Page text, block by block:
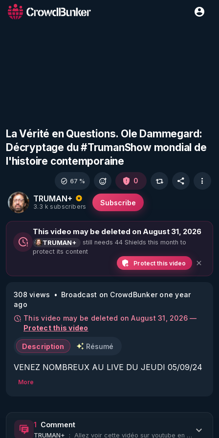
La Vérité en Questions. Ole Dammegard:
Décryptage du #TrumanShow mondial de
l'histoire contemporaine
TRUMAN+
3.3 k subscribers
Subscribe
67 % 0
This video may be deleted on August 31, 2026
TRUMAN+
still needs 44 Shields this month to
protect its content
Protect this video
308 views
Broadcast on CrowdBunker one year
ago
This video may be deleted on August 31, 2026 —
Protect this video
Description Résumé
VENEZ NOMBREUX AU LIVE DU JEUDI 05/09/24
10H :
Sujet : Décryptage du #TrumanShow mondial de
l'histoire contemporaine.
More
1 Comment
TRUMAN+ : Allez voir cette vidéo sur youtube en activant les sous titres en français : htt...